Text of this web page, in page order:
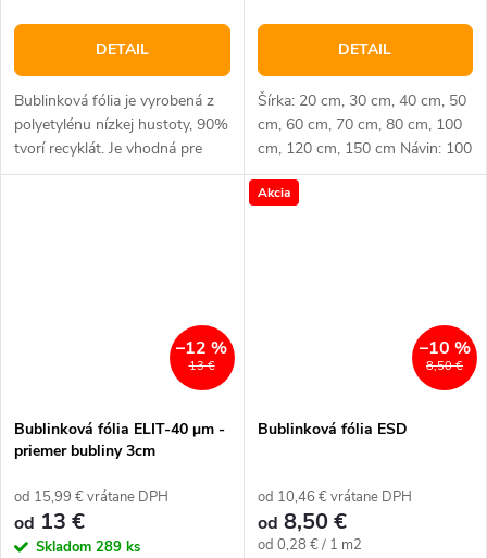
DETAIL
Bublinková fólia je vyrobená z
polyetylénu nízkej hustoty, 90%
tvorí recyklát. Je vhodná pre
prekladanie krehkých a citlivých
DETAIL
Šírka: 20 cm, 30 cm, 40 cm, 50
cm, 60 cm, 70 cm, 80 cm, 100
cm, 120 cm, 150 cm Návin: 100
m Hrúbka: 40 μm Priemer
bublinky: 1 cm Farba:
13 €
–12 %
Bublinková fólia ELIT-40 μm -
priemer bubliny 3cm
od 15,99 € vrátane DPH
od 13 €
Skladom 289 ks
Akcia
8,50 €
–10 %
Bublinková fólia ESD
od 10,46 € vrátane DPH
od 8,50 €
Jednotková
od 0,28 € / 1 m2